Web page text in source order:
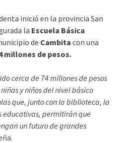
inició en la provincia San
la Escuela Básica
de Cambita con una
millones de pesos.
cerca de 74 millones de pesos
y niños del nivel básico
que, junto con la biblioteca, la
educativas, permitirán que
un futuro de grandes